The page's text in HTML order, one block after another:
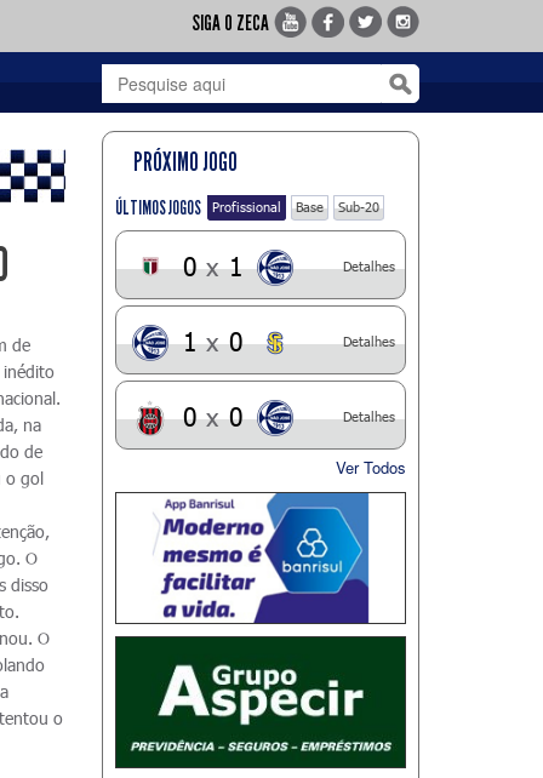
SIGA O ZECA
de
inédito
na
de
o gol
O
disso
O
o
PRÓXIMO JOGO
ÚLTIMOS JOGOS Profissional Base Sub-20
0 x 1 Detalhes
1 x 0 Detalhes
0 x 0 Detalhes
Ver Todos